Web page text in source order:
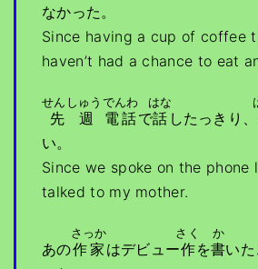
なかった。
Since having a cup of coffee
haven’t had a chance to eat
先週
せんしゅう
電話
でんわ
で話
はな
したっきり、
い。
Since we spoke on the phone
talked to my mother.
あの作家
さっか
はデビュー作
さく
を書
か
いた